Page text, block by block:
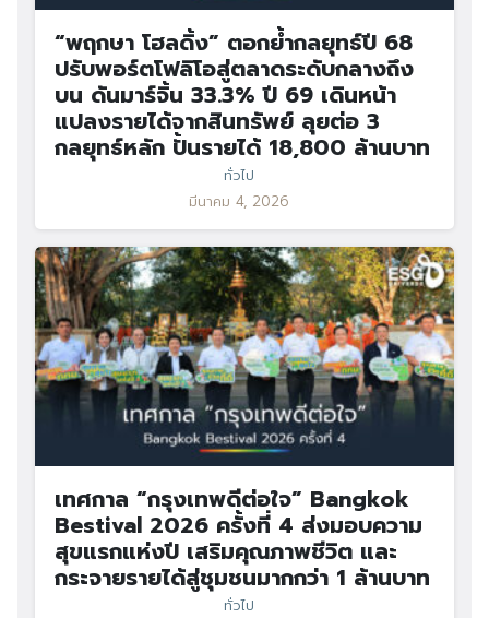
“พฤกษา โฮลดิ้ง” ตอกย้ำกลยุทธ์ปี 68
ปรับพอร์ตโฟลิโอสู่ตลาดระดับกลางถึง
บน ดันมาร์จิ้น 33.3% ปี 69 เดินหน้า
แปลงรายได้จากสินทรัพย์ ลุยต่อ 3
กลยุทธ์หลัก ปั้นรายได้ 18,800 ล้านบาท
ทั่วไป
มีนาคม 4, 2026
เทศกาล “กรุงเทพดีต่อใจ” Bangkok
Bestival 2026 ครั้งที่ 4 ส่งมอบความ
สุขแรกแห่งปี เสริมคุณภาพชีวิต และ
กระจายรายได้สู่ชุมชนมากกว่า 1 ล้านบาท
ทั่วไป